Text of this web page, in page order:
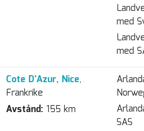
med
med
Cote D'Azur, Nice,
Frankrike
Avstånd: 155 km
SAS